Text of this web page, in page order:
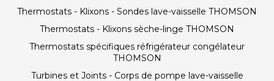
Thermostats - Klixons - Sondes lave-vaisselle THOMSON
Thermostats - Klixons sèche-linge THOMSON
Thermostats spécifiques réfrigérateur congélateur
THOMSON
Turbines et Joints - Corps de pompe lave-vaisselle